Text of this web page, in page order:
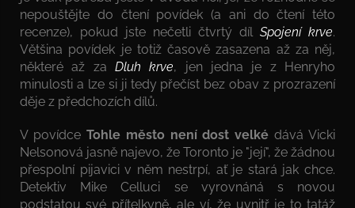
nepouštějte do čtení povídek (a ani do čtení této
recenze), pokud jste nečetli čtvrtý díl Spojení krve.
Většina povídek je totiž časově zasazena až za něj,
některé až za Dluh krve, jen jedna je z Henryho
minulosti a lze si ji tedy přečíst bez obav z prozrazení
děje z předchozích dílů.
V povídce Tohle město není dost velké dává Vicki
Nelsonová jasně najevo, že Toronto je "její", že žádnou
přespolní pijavici v něm nestrpí, ať je stará jak chce.
Detektiv Mike Celluci se vyrovnáná s novou
podstatou své přítelkyně, ale ví, že uvnitř je to tatáž